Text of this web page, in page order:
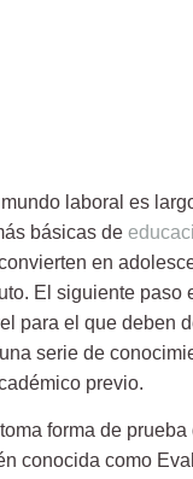
laboral es
básicas de
en
El siguiente paso
para el que deben
serie de
previo.
forma de
conocida como